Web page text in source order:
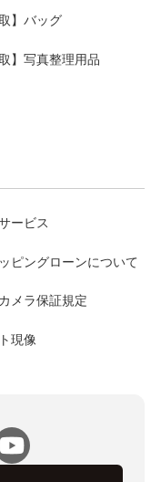
取】バッグ
取】写真整理用品
ービス
ピングローンについて
メラ保証規定
現像